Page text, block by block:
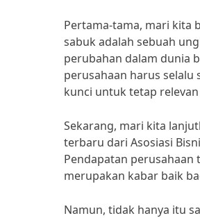
Pertama-tama, mari kita
sabuk adalah sebuah
perubahan dalam dunia
perusahaan harus
kunci untuk tetap
Sekarang, mari kita
terbaru dari Asosiasi
Pendapatan perusahaan
merupakan kabar baik
Namun, tidak hanya itu